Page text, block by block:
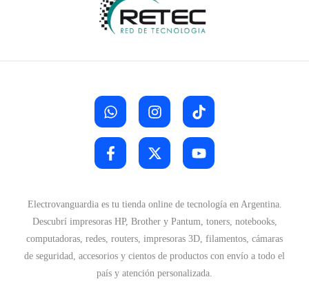
Electrovanguardia es tu tienda online de tecnología en Argentina.
Descubrí impresoras HP, Brother y Pantum, toners, notebooks,
computadoras, redes, routers, impresoras 3D, filamentos, cámaras
de seguridad, accesorios y cientos de productos con envío a todo el
país y atención personalizada.